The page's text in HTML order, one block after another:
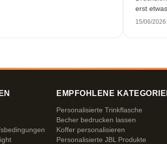
erst
Trotzdem
15/06/2026
EMPFOHLENE
Personalisierte Trinkflasche
Becher bedrucken lassen
Koffer personalisieren
Personalisierte JBL Produkte